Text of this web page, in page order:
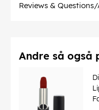
Reviews &
Andre så også